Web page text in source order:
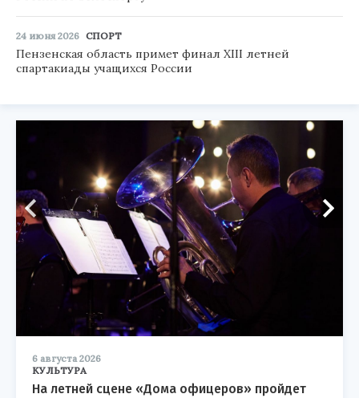
24 июня 2026 СПОРТ
Пензенская область примет финал XIII летней
спартакиады учащихся России
6 августа 2026
КУЛЬТУРА
На летней сцене «Дома офицеров» пройдет